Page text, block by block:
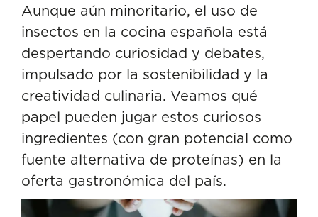
Aunque aún minoritario, el uso de
insectos en la cocina española está
despertando curiosidad y debates,
impulsado por la sostenibilidad y la
creatividad culinaria. Veamos qué
papel pueden jugar estos curiosos
ingredientes (con gran potencial como
fuente alternativa de proteínas) en la
oferta gastronómica del país.